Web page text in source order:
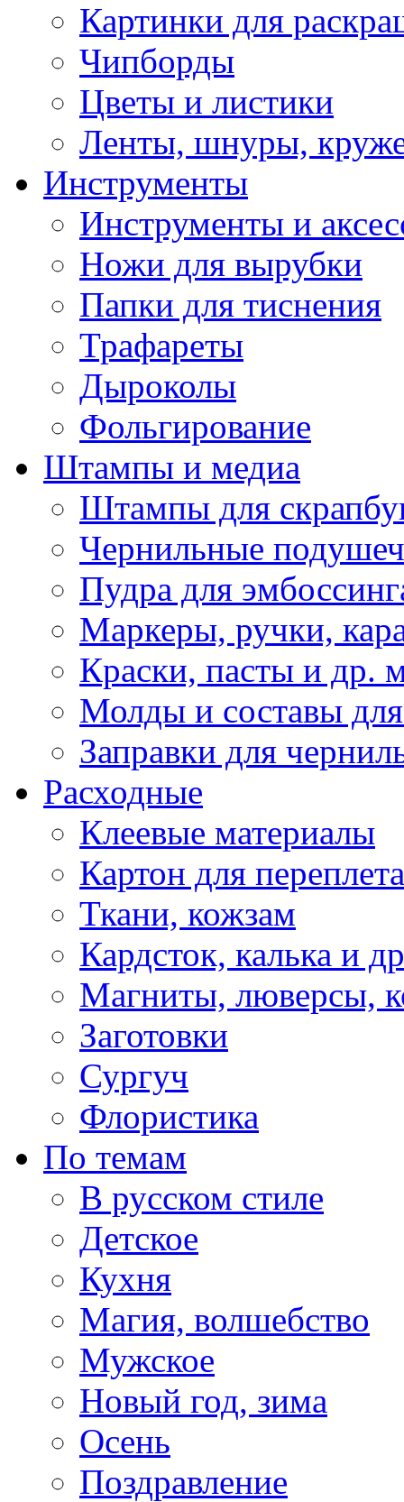
Картинки для
Чипборды
Цветы и листики
Ленты, шнуры,
Инструменты
Инструменты и
Ножи для вырубки
Папки для тиснения
Трафареты
Дыроколы
Фольгирование
Штампы и медиа
Штампы для
Чернильные
Пудра для
Маркеры, ручки,
Краски, пасты и др.
Молды и составы
Заправки для
Расходные
Клеевые материалы
Картон для переплета
Ткани, кожзам
Кардсток, калька и
Магниты, люверсы,
Заготовки
Сургуч
Флористика
По темам
В русском стиле
Детское
Кухня
Магия, волшебство
Мужское
Новый год, зима
Осень
Поздравление